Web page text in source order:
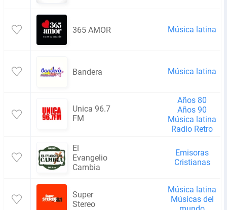
365 AMOR Música latina
Bandera Música latina
Unica 96.7
FM
Años 80
Años 90
Música latina
Radio Retro
El
Evangelio
Cambia
Emisoras
Cristianas
Super
Stereo
Música latina
Músicas del